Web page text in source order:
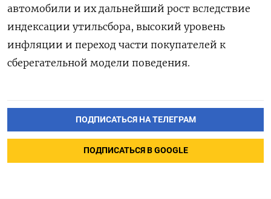
автомобили и их дальнейший рост вследствие
индексации утильсбора, высокий уровень
инфляции и переход части покупателей к
сберегательной модели поведения.
ПОДПИСАТЬСЯ НА ТЕЛЕГРАМ
ПОДПИСАТЬСЯ В GOOGLE